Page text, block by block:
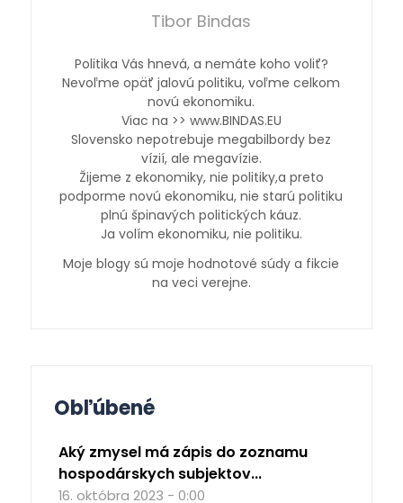
Tibor Bindas
Politika Vás hnevá, a nemáte koho voliť?
Nevoľme opäť jalovú politiku, voľme celkom
novú ekonomiku.
Viac na >> www.BINDAS.EU
Slovensko nepotrebuje megabilbordy bez
vízií, ale megavízie.
Žijeme z ekonomiky, nie politiky,a preto
podporme novú ekonomiku, nie starú politiku
plnú špinavých politických káuz.
Ja volím ekonomiku, nie politiku.
Moje blogy sú moje hodnotové súdy a fikcie
na veci verejne.
Obľúbené
Aký zmysel má zápis do zoznamu
hospodárskych subjektov...
16. októbra 2023 - 0:00